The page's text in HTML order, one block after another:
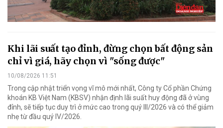
Khi lãi suất tạo đỉnh, đừng chọn bất động sản
chỉ vì giá, hãy chọn vì "sống được"
10/08/2026 11:51
Trong cập nhật triển vọng vĩ mô mới nhất, Công ty Cổ phần Chứng
khoán KB Việt Nam (KBSV) nhận định lãi suất huy động đã ở vùng
đỉnh, sẽ tiếp tục duy trì ở mức cao trong quý III/2026 và có thể giảm
nhẹ từ đầu quý IV/2026.